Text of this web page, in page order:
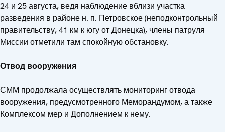
24 и 25 августа, ведя наблюдение вблизи участка
разведения в районе н. п. Петровское (неподконтрольный
правительству, 41 км к югу от Донецка), члены патруля
Миссии отметили там спокойную обстановку.
Отвод вооружения
СММ продолжала осуществлять мониторинг отвода
вооружения, предусмотренного Меморандумом, а также
Комплексом мер и Дополнением к нему.